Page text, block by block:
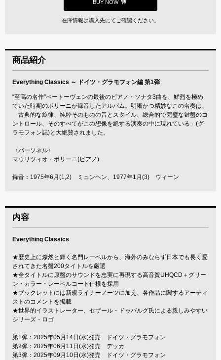
BUY NOW
在庫情報は購入先にてご確認ください。
商品紹介
Everything Classics ～ ドイツ・グラモフォン編 第1弾
“至高の名作”ベートーヴェンの最後のピアノ・ソナタ3曲を、鮮烈を極め
ていた時期のポリーニが録音したアルバム。明晰かつ精妙なこの名奏は、
「古典的な旋律、純粋そのものの音とスタイル、総合的で完璧な鍵盤のコ
ントロール、そのすべてがこの想像を絶する演奏の中に現れている」(グ
ラモフォン誌)と大絶賛されました。
〈パーソネル〉
マウリツィオ・ポリーニ(ピアノ)
録音：1975年6月(1,2) ミュンヘン、1977年1月(3) ウィーン
内容
Everything Classics
★歴史上に燦然と輝く名門レーベルから、海外のみならず日本でも長く愛
されてきた名盤200タイトルを厳選
★全タイトルに原盤のサウンドを忠実に再現する高音質UHQCD＋グリー
ン・カラー・レーベルコート仕様を採用
★ブックレットには新規ライナーノーツに加え、各作品に関するアーティ
ストのコメントを掲載
★世界的イラストレーター、セザール・ドゥバルグ氏による親しみやすい
シリーズ・ロゴ
第1弾：2025年05月14日(水)発売 ドイツ・グラモフォン
第2弾：2025年06月11日(水)発売 デッカ
第3弾：2025年09月10日(水)発売 ドイツ・グラモフォン